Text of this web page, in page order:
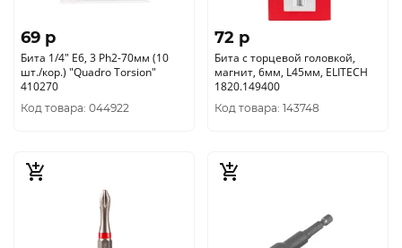
69 p
Бита 1/4" E6, 3 Ph2-70мм (10
шт./кор.) "Quadro Torsion"
410270
Код товара: 044922
72 p
Бита с торцевой головкой,
магнит, 6мм, L45мм, ELITECH
1820.149400
Код товара: 143748